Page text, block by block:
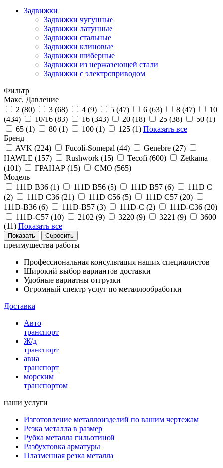
Задвижки
Задвижки чугунные
Задвижки латунные
Задвижки стальные
Задвижки клиновые
Задвижки шиберные
Задвижки из нержавеющей стали
Задвижки с электроприводом
Фильтр
Макс. Давление
2 (80) 3 (68) 4 (9) 5 (47) 6 (63) 8 (47)
10
(434) 10/16 (83) 16 (343) 20 (18) 25 (38) 50 (1)
65 (1) 80 (1) 100 (1) 125 (1) Показать все
Бренд
AVK (224) Fucoli-Somepal (44) Genebre (27)
HAWLE (157) Rushwork (15) Tecofi (600)
Zetkama
(101) ГРАНАР (15) СМО (565)
Модель
111D B36 (1) 111D B56 (5) 111D B57 (6)
111D C
(2) 111D C36 (21) 111D C56 (5) 111D C57 (20)
111D-B36 (6) 111D-B57 (3) 111D-C (2) 111D-C36 (20)
111D-C57 (10) 2102 (9) 3220 (9) 3221 (9)
3600
(11) Показать все
преимущества работы
Профессиональная консультация наших специалистов
Широкий выбор вариантов доставки
Удобные вариатны отгрузки
Огромный спектр услуг по металлообработки
Доставка
Авто
транспорт
Ж/д
транспорт
авиа
транспорт
морским
транспортом
наши услуги
Изготовление металлоизделий по вашим чертежам
Резка металла в размер
Рубка металла гильотиной
Разбухтовка арматуры
Плазменная резка металла